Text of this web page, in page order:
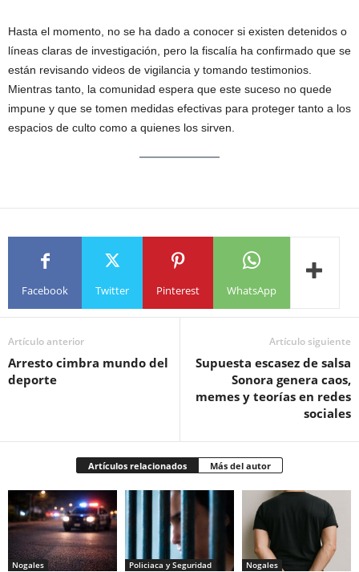
Hasta el momento, no se ha dado a conocer si existen detenidos o
líneas claras de investigación, pero la fiscalía ha confirmado que se
están revisando videos de vigilancia y tomando testimonios.
Mientras tanto, la comunidad espera que este suceso no quede
impune y que se tomen medidas efectivas para proteger tanto a los
espacios de culto como a quienes los sirven.
Facebook Twitter Pinterest WhatsApp
Artículo anterior
Arresto cimbra mundo del
deporte
Artículo siguiente
Supuesta escasez de salsa
Sonora genera caos,
memes y teorías en redes
sociales
Artículos relacionados Más del autor
Nogales Policiaca y Seguridad Nogales